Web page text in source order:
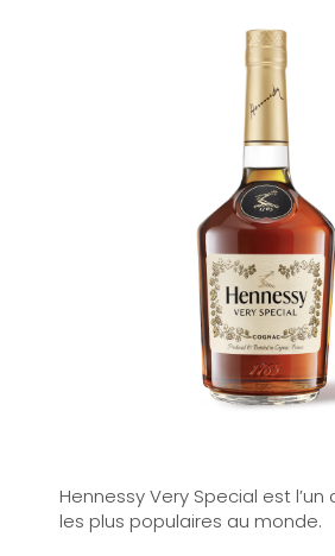
Hennessy Very Special est
les plus populaires au monde.